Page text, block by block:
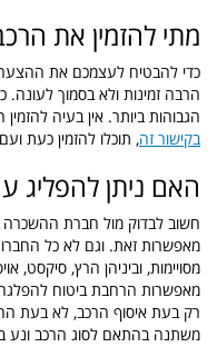
מתי להזמין את
כדי להבטיח לעצמכם את ההצעה
הרבה זמינות ולא בסמוך
הגבוהות ביותר. אין בעיה
בקישור זה, תוכלו להזמין כעת ועם
האם ניתן להפליג
חשוב לבדוק מול חברת
מאפשרות זאת. וגם לא כל
מסויימות, וביניהן הרץ, סיקסט,
רק בעת איסוף הרכב, לא בעת
משתנה בהתאם לסוג הרכב ונע בין 45-70 יורו